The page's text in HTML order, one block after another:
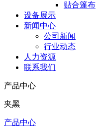
贴合篷布
设备展示
新闻中心
公司新闻
行业动态
人力资源
联系我们
产品中心
夹黑
产品中心